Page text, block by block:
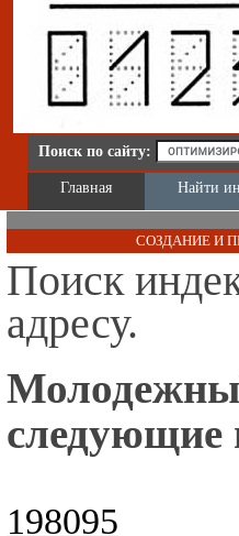
Поиск по сайту:
Главная Найти
СОЗДАНИЕ И
Поиск
адресу.
следующие
198095